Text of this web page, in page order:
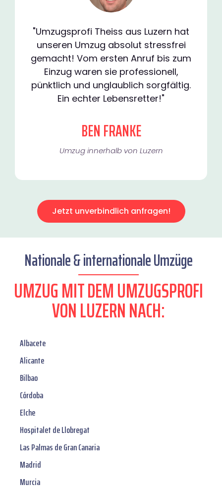
"Umzugsprofi Theiss aus Luzern hat
unseren Umzug absolut stressfrei
gemacht! Vom ersten Anruf bis zum
Einzug waren sie professionell,
pünktlich und unglaublich sorgfältig.
Ein echter Lebensretter!"
BEN FRANKE
Umzug innerhalb von Luzern​
Jetzt unverbindlich anfragen!
Nationale & internationale Umzüge
UMZUG MIT DEM UMZUGSPROFI
VON LUZERN NACH:
Albacete
Alicante
Bilbao
Córdoba
Elche
Hospitalet de Llobregat
Las Palmas de Gran Canaria
Madrid
Murcia